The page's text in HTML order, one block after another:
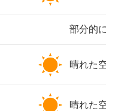
部分的に
晴れた空
晴れた空